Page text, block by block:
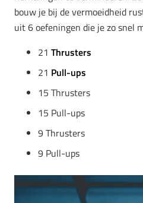
bouw je bij de vermoeidheid
uit 6 oefeningen die je zo snel
21 Thrusters
21 Pull-ups
15 Thrusters
15 Pull-ups
9 Thrusters
9 Pull-ups